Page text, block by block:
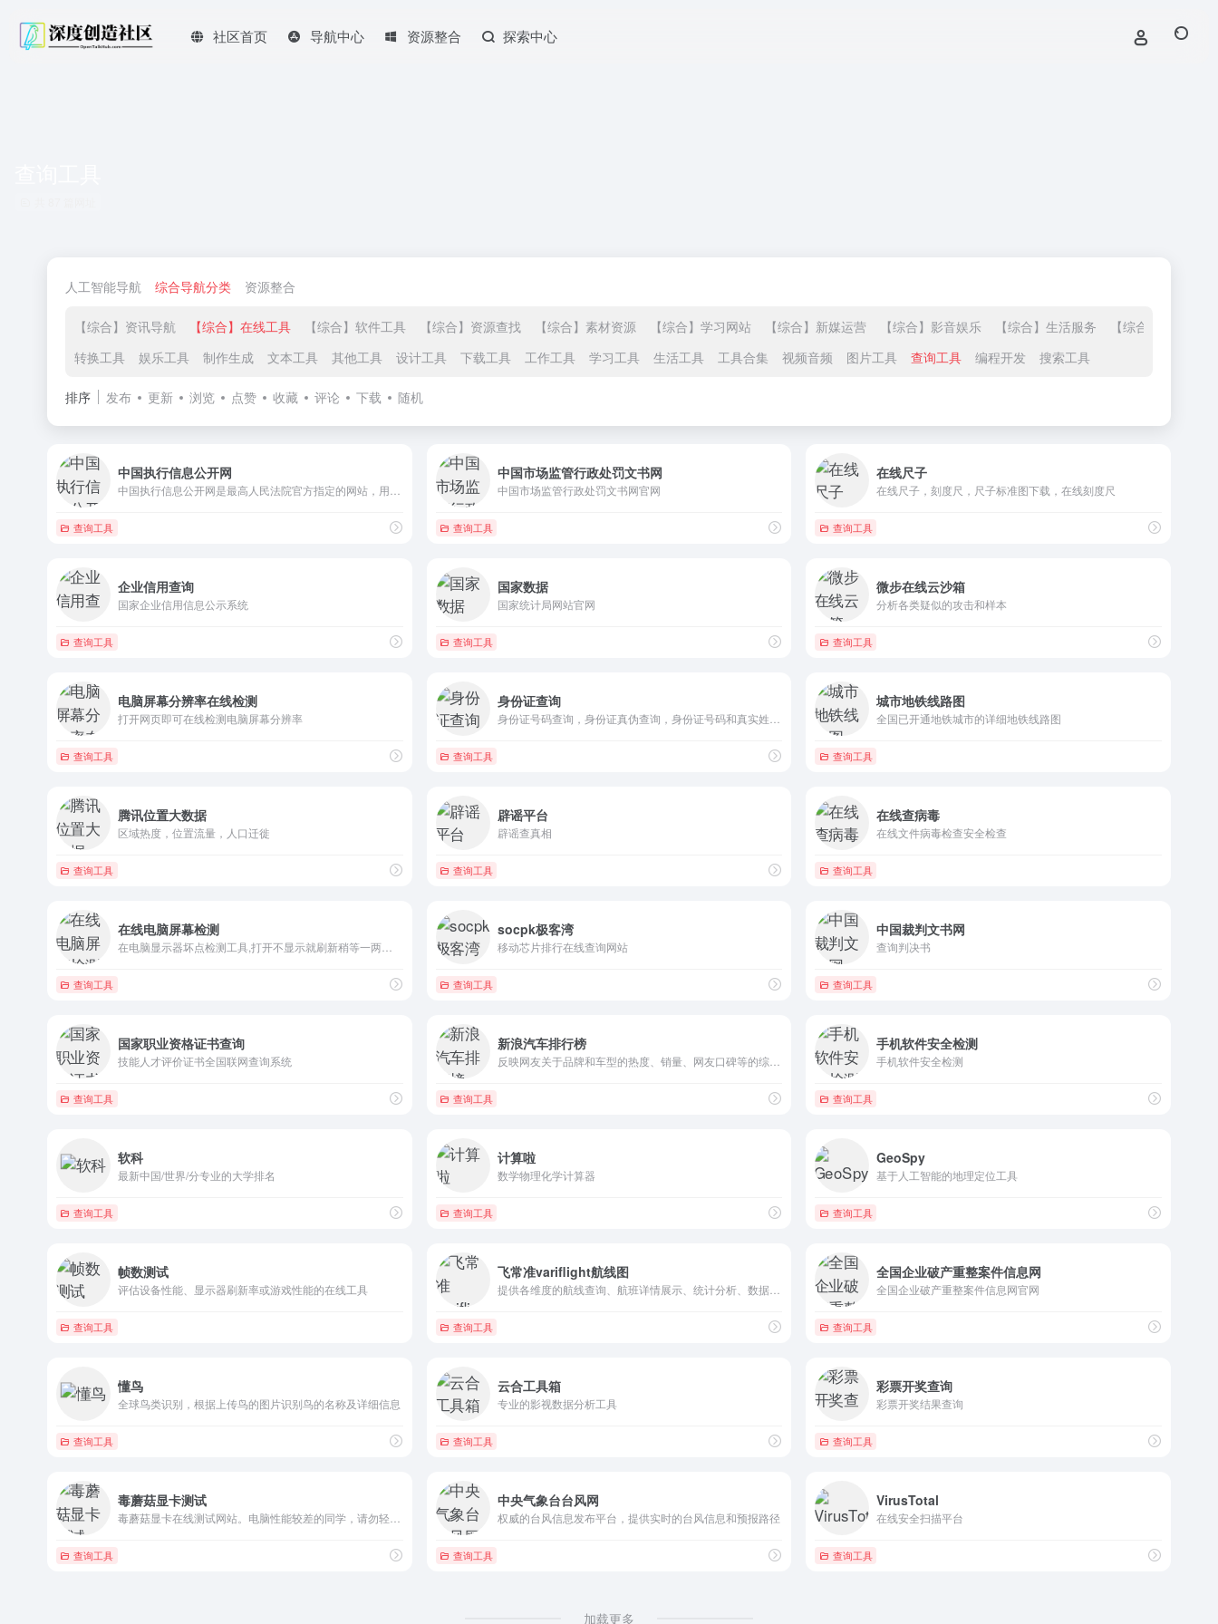
社区首页 导航中心 资源整合 探索中心
人工智能导航 综合导航分类 资源整合
【综合】资讯导航 【综合】在线工具 【综合】软件工具 【综合】资源查找 【综合】素材资源 【综合】学习网站 【综合】新媒运营 【综合】影音娱乐 【综合】生活服务
【综合】站长导航
转换工具
娱乐工具 制作生成 文本工具 其他工具 设计工具 下载工具 工作工具 学习工具 生活工具 工具合集 视频音频 图片工具 查询工具 编程开发 搜索工具
排序 发布 更新 浏览 点赞 收藏 评论 下载 随机
中国执行信息公开网
查询工具
中国市场监管行政处罚文书网
中国市场监管行政处罚文书网官网
查询工具
在线尺子
在线尺子，刻度尺，尺子标准图下载，在线刻度尺
查询工具
企业信用查询
国家企业信用信息公示系统
查询工具
国家数据
国家统计局网站官网
查询工具
微步在线云沙箱
分析各类疑似的攻击和样本
查询工具
电脑屏幕分辨率在线检测
打开网页即可在线检测电脑屏幕分辨率
查询工具
身份证查询
查询工具
城市地铁线路图
全国已开通地铁城市的详细地铁线路图
查询工具
腾讯位置大数据
区域热度，位置流量，人口迁徙
查询工具
辟谣平台
辟谣查真相
查询工具
在线查病毒
在线文件病毒检查安全检查
查询工具
在线电脑屏幕检测
查询工具
socpk极客湾
移动芯片排行在线查询网站
查询工具
中国裁判文书网
查询判决书
查询工具
国家职业资格证书查询
技能人才评价证书全国联网查询系统
查询工具
新浪汽车排行榜
反映网友关于品牌和车型的热度、销量、网友口碑等的综合评价
查询工具
手机软件安全检测
手机软件安全检测
查询工具
软科
最新中国/世界/分专业的大学排名
查询工具
计算啦
数学物理化学计算器
查询工具
GeoSpy
基于人工智能的地理定位工具
查询工具
帧数测试
评估设备性能、显示器刷新率或游戏性能的在线工具
查询工具
飞常准variflight航线图
提供各维度的航线查询、航班详情展示、统计分析、数据下载、自助...
查询工具
全国企业破产重整案件信息网
全国企业破产重整案件信息网官网
查询工具
懂鸟
全球鸟类识别，根据上传鸟的图片识别鸟的名称及详细信息
查询工具
云合工具箱
专业的影视数据分析工具
查询工具
彩票开奖查询
彩票开奖结果查询
查询工具
毒蘑菇显卡测试
查询工具
中央气象台台风网
权威的台风信息发布平台，提供实时的台风信息和预报路径
查询工具
VirusTotal
在线安全扫描平台
查询工具
加载更多